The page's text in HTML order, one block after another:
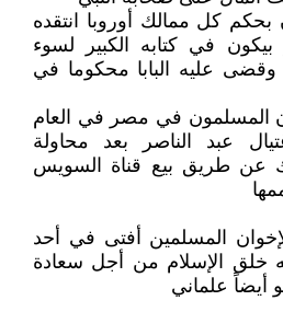
بحكم كل ممالك أوروبا انتقده
بيكون في كتابه الكبير لسوء
وقضى عليه البابا محكوما في
المسلمون في مصر في العام
عبد الناصر بعد محاولة
عن طريق بيع قناة السويس
المسلمين أفتى في أحد
خلق الإسلام من أجل سعادة
أيضاً علماني